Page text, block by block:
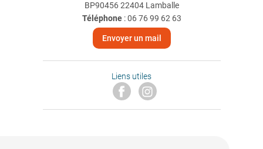
BP90456 22404 Lamballe
Téléphone:06 76 99 62 63
Envoyer un mail
Liens utiles